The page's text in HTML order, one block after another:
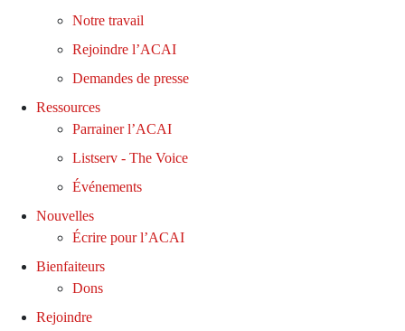
Notre travail
Rejoindre l’ACAI
Demandes de presse
Ressources
Parrainer l’ACAI
Listserv - The Voice
Événements
Nouvelles
Écrire pour l’ACAI
Bienfaiteurs
Dons
Rejoindre